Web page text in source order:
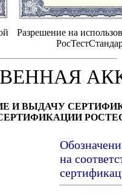
Разрешение на
И ВЫДАЧУ
на